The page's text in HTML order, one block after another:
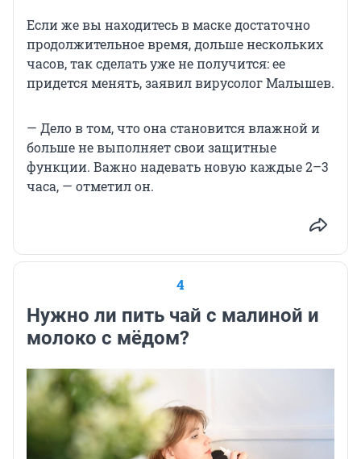
Если же вы находитесь в маске достаточно
продолжительное время, дольше нескольких
часов, так сделать уже не получится: ее
придется менять, заявил вирусолог Малышев.
— Дело в том, что она становится влажной и
больше не выполняет свои защитные
функции. Важно надевать новую каждые 2–3
часа, — отметил он.
4
Нужно ли пить чай с малиной и
молоко с мёдом?